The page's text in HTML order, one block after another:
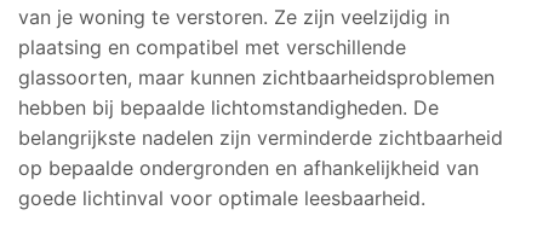
van je woning te verstoren. Ze zijn veelzijdig in
plaatsing en compatibel met verschillende
glassoorten, maar kunnen zichtbaarheidsproblemen
hebben bij bepaalde lichtomstandigheden. De
belangrijkste nadelen zijn verminderde zichtbaarheid
op bepaalde ondergronden en afhankelijkheid van
goede lichtinval voor optimale leesbaarheid.